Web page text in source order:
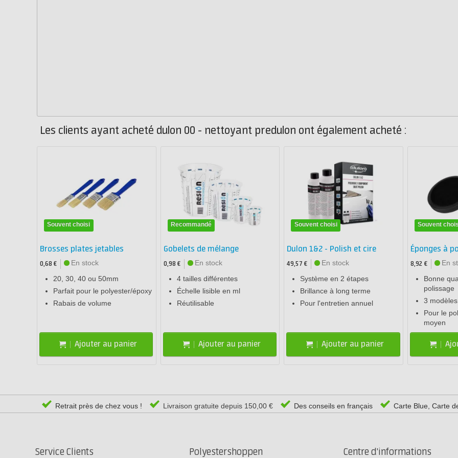
Les clients ayant acheté dulon 00 - nettoyant predulon ont également acheté :
Souvent choisi
Brosses plates jetables
0,68 €
En stock
20, 30, 40 ou 50mm
Parfait pour le polyester/époxy
Rabais de volume
Ajouter au panier
Recommandé
Gobelets de mélange
0,98 €
En stock
4 tailles différentes
Échelle lisible en ml
Réutilisable
Ajouter au panier
Souvent choisi
Dulon 1&2 - Polish et cire
49,57 €
En stock
Système en 2 étapes
Brillance à long terme
Pour l'entretien annuel
Ajouter au panier
Souvent
Éponges à
8,92 €
En
Bonne
polissage
3
Pour le
moyen
Retrait près de chez vous ! Livraison gratuite depuis 150,00 € Des conseils en français Carte Blue, Carte
Service Clients Polyestershoppen Centre d'informations